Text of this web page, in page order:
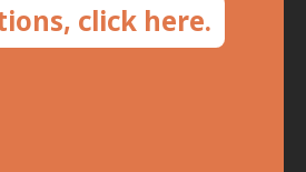
click here.